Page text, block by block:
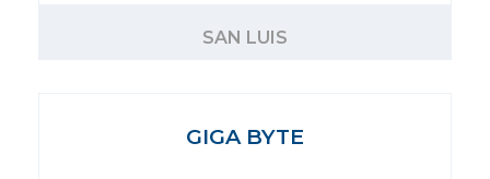
SAN LUIS
GIGA BYTE